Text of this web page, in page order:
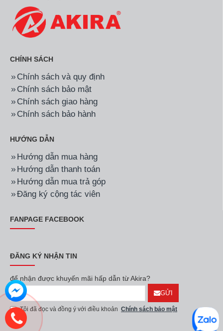
CHÍNH SÁCH
Chính sách và quy định
Chính sách bảo mật
Chính sách giao hàng
Chính sách bảo hành
HƯỚNG DẪN
Hướng dẫn mua hàng
Hướng dẫn thanh toán
Hướng dẫn mua trả góp
Đăng ký cộng tác viên
FANPAGE FACEBOOK
ĐĂNG KÝ NHẬN TIN
để nhận được khuyến mãi hấp dẫn từ Akira?
GỬI
Tôi đã đọc và đồng ý với điều khoản Chính sách bảo mật